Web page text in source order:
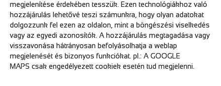
megjelenítése érdekében tesszük. Ezen technológiákhoz való
hozzájárulás lehetővé teszi számunkra, hogy olyan adatokat
dolgozzunk fel ezen az oldalon, mint a böngészési viselkedés
vagy az egyedi azonosítók. A hozzájárulás megtagadása vagy
visszavonása hátrányosan befolyásolhatja a weblap
megjelenését és bizonyos funkciókat. pl.: A GOOGLE
MAPS csak engedélyezett cookiek esetén tud megjelenni.
COOKIE TÁJÉKOZTATÓ
IMPRESSUM